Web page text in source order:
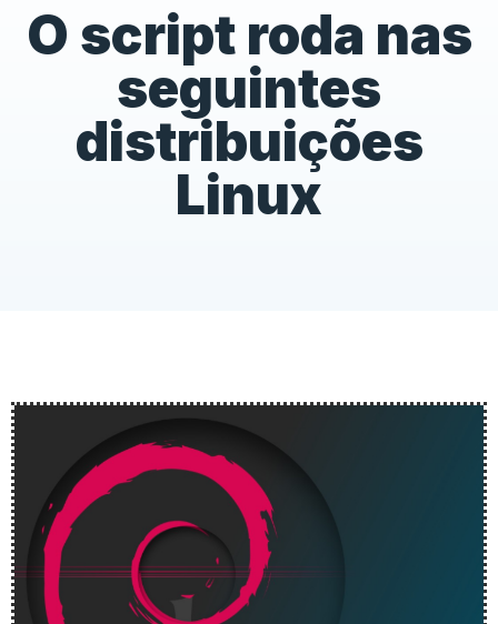
O script roda nas
seguintes
distribuições
Linux